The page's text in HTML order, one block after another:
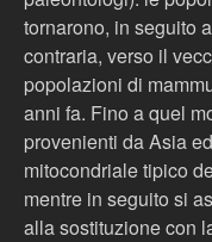
tornarono, in seguito
contraria, verso il
popolazioni di
anni fa. Fino a quel
provenienti da Asia
mitocondriale tipico
mentre in seguito si
alla sostituzione con